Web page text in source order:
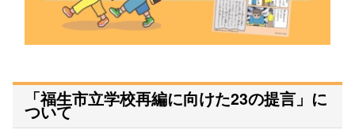
「福生市立学校再編に向けた23の提言」に
ついて